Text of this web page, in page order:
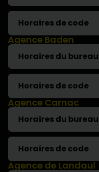
Horaires de code
Agence Baden
Horaires du bureau
Horaires de code
Agence Carnac
Horaires du bureau
Horaires de code
Agence de Landaul